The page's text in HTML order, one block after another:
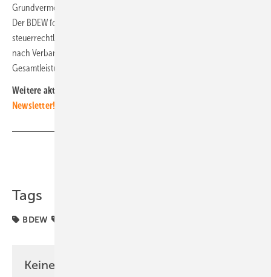
Grundvermögen treffen daher nur einen Teil der Freiflächenanlagen.
Der BDEW fordert eine Harmonisierung der planungs- und
steuerrechtlichen Regelungen. Im Jahr 2024 wurden in Deutschland
nach Verbandsangaben über eine Million neue Solaranlagen mit einer
Gesamtleistung von rund 17 Gigawatt installiert. (nhp)
Weitere aktuelle News?
Newsletter!
Tags
BDEW
Keine Zeit? Kein Problem mit dem PV